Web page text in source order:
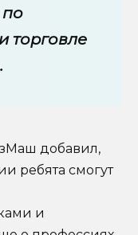
по
торговле
добавил,
ребята смогут
и